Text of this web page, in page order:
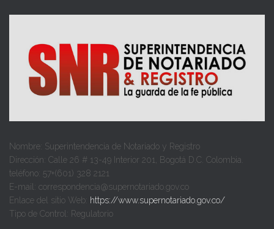
Nombre: Superintendencia de Notariado y Registro
Dirección: Calle 26 # 13-49 Interior 201, Bogotá D.C. Colombia.
teléfono: 57+(601) 328 2121
E-mail: correspondencia@supernotariado.gov.co
Enlace del sitio Web: https://www.supernotariado.gov.co/
Tipo de Control: Regulatorio